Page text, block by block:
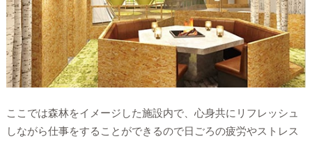
ここでは森林をイメージした施設内で、心身共にリフレッシュ
しながら仕事をすることができるので日ごろの疲労やストレス